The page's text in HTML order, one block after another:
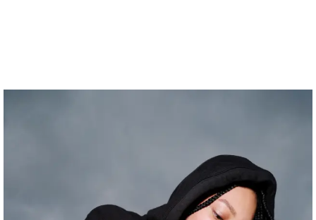
Anne-Sophie Soudoplatoff